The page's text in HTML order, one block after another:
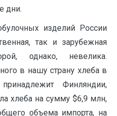
дни.
изделий России
так и зарубежная
однако, невелика.
в нашу страну хлеба в
Финляндии,
хлеба на сумму $6,9 млн,
объема импорта, на